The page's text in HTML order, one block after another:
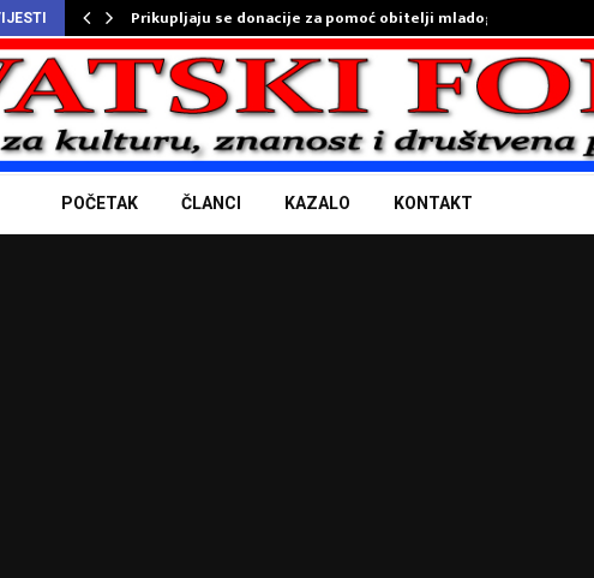
Prikupljaju se donacije za pomoć obitelji mladog…
POČETAK ČLANCI KAZALO KONTAKT